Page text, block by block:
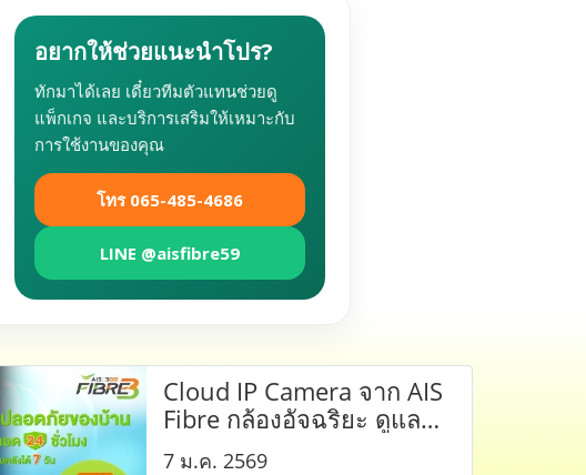
อยากให้ช่วยแนะนำโปร?
ทักมาได้เลย เดี๋ยวทีมตัวแทนช่วยดู
แพ็กเกจ และบริการเสริมให้เหมาะกับ
การใช้งานของคุณ
โทร 065-485-4686
LINE @aisfibre59
Cloud IP Camera จาก AIS
Fibre กล้องอัจฉริยะ ดูแล
บ้านได้ตลอด 24 ชม.
7 ม.ค. 2569